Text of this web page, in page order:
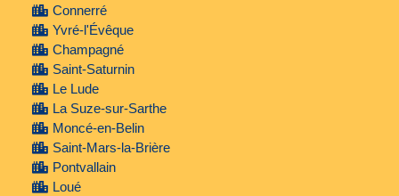
Connerré
Yvré-l'Évêque
Champagné
Saint-Saturnin
Le Lude
La Suze-sur-Sarthe
Moncé-en-Belin
Saint-Mars-la-Brière
Pontvallain
Loué